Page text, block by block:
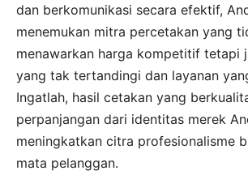
dan berkomunikasi secara efektif,
menemukan mitra percetakan yang
menawarkan harga kompetitif tetapi
yang tak tertandingi dan layanan
Ingatlah, hasil cetakan yang
perpanjangan dari identitas merek
meningkatkan citra profesionalisme
mata pelanggan.